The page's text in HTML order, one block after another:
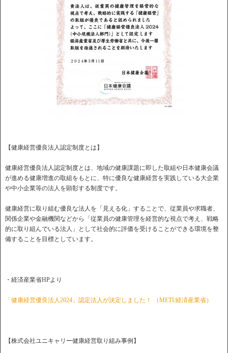
【健康経営優良法人認定制度とは】
健康経営優良法人認定制度とは、地域の健康課題に即した取組や日本健康会議
が進める健康増進の取組をもとに、特に優良な健康経営を実践している大企業
や中小企業等の法人を顕彰する制度です。
健康経営に取り組む優良な法人を「見える化」することで、従業員や求職者、
関係企業や金融機関などから「従業員の健康管理を経営的な視点で考え、戦略
的に取り組んでいる法人」として社会的に評価を受けることができる環境を整
備することを目標としています。
・経済産業省HPより
「健康経営優良法人2024」認定法人が決定しました！ （METI/経済産業省）
【株式会社ユニキャリー健康経営取り組み事例】